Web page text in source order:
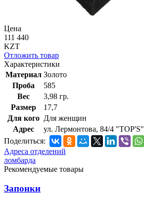
Цена
111 440
KZT
Отложить товар
Характеристики
Материал Золото
Проба
585
Вес
3,98 гр.
Размер
17,7
Для кого Для женщин
Адрес
ул. Лермонтова, 84/4 "TOP'S"
Поделиться:
Адреса отделений
ломбарда
Рекомендуемые товары
Запонки